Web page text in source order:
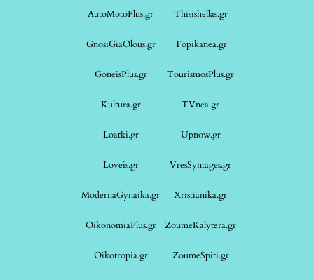
AutoMotoPlus.gr Thisishellas.gr
GnosiGiaOlous.gr Topikanea.gr
GoneisPlus.gr TourismosPlus.gr
Kultura.gr TVnea.gr
Loatki.gr Upnow.gr
Loveis.gr VresSyntages.gr
ModernaGynaika.gr Xristianika.gr
OikonomiaPlus.gr ZoumeKalytera.gr
Oikotropia.gr ZoumeSpiti.gr